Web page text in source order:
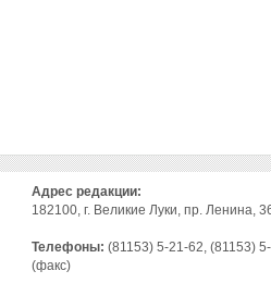
Адрес редакции:
182100, г. Великие Луки, пр. Ленина,
Телефоны: (81153) 5-21-62, (81153)
(факс)